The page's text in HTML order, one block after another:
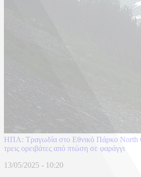
ΗΠΑ: Τραγωδία στο Εθνικό Πάρκο North
τρεις ορειβάτες από πτώση σε φαράγγι
13/05/2025 - 10:20